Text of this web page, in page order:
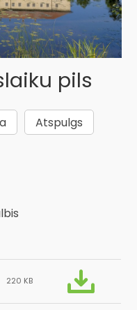
pils
Atspulgs
220 KB